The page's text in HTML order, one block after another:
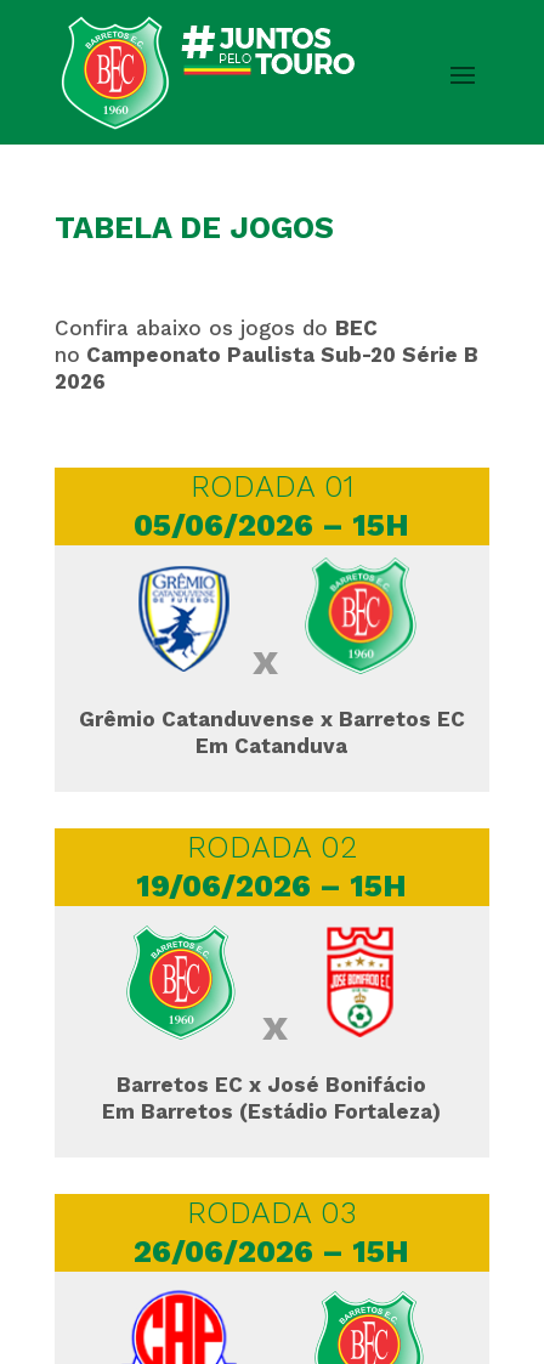
TABELA DE JOGOS
Confira abaixo os jogos do BEC
no Campeonato Paulista Sub-20 Série B
2026
RODADA 01
05/06/2026 – 15H
x
Grêmio Catanduvense x Barretos EC
Em Catanduva
RODADA 02
19/06/2026 – 15H
x
Barretos EC x José Bonifácio
Em Barretos (Estádio Fortaleza)
RODADA 03
26/06/2026 – 15H